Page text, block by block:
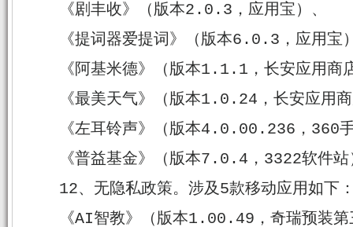
《剧丰收》（版本2.0.3，应用宝）、
《提词器爱提词》（版本6.0.3，应用宝
《阿基米德》（版本1.1.1，长安应用商
《最美天气》（版本1.0.24，长安应用
《左耳铃声》（版本4.0.00.236，360
《普益基金》（版本7.0.4，3322软件站
12、无隐私政策。涉及5款移动应用如下
《AI智教》（版本1.00.49，奇瑞预装第